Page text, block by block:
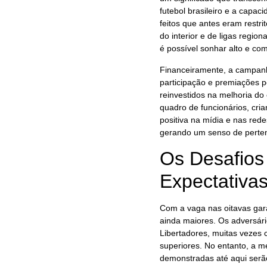
futebol brasileiro e a
feitos que antes eram
do interior e de ligas
é possível sonhar alto e
Financeiramente, a
participação e premiações
reinvestidos na melhoria
quadro de funcionários,
positiva na mídia e nas
gerando um senso de
Os
Com a vaga nas oitavas
ainda maiores. Os
Libertadores, muitas vezes
superiores. No entanto, a
demonstradas até aqui